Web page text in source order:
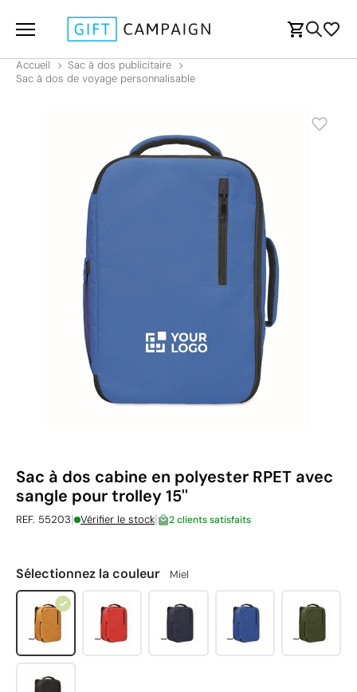
Accueil
Sac à dos publicitaire
Sac à dos de voyage personnalisable
Sac à dos cabine en polyester RPET avec
sangle pour trolley 15''
REF. 55203| Vérifier le stock| 2 clients satisfaits
Sélectionnez la couleur Miel